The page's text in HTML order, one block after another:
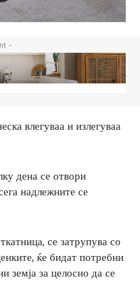
-
влегуваа и излегуваа
дена се отвори
надлежните се
се затрупува со
ќе бидат потребни
земја за целосно да се